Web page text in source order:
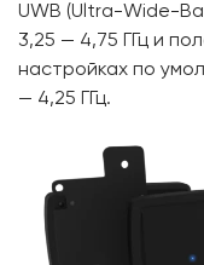
UWB (Ultra-Wide-
3,25 — 4,75 ГГц и
настройках по
— 4,25 ГГц.